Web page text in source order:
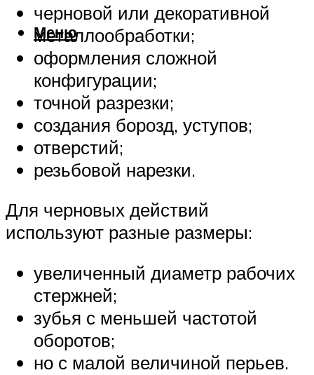
Меню
черновой или декоративной
металлообработки;
оформления сложной
конфигурации;
точной разрезки;
создания борозд, уступов;
отверстий;
резьбовой нарезки.
Для черновых действий
используют разные размеры:
увеличенный диаметр рабочих
стержней;
зубья с меньшей частотой
оборотов;
но с малой величиной перьев.